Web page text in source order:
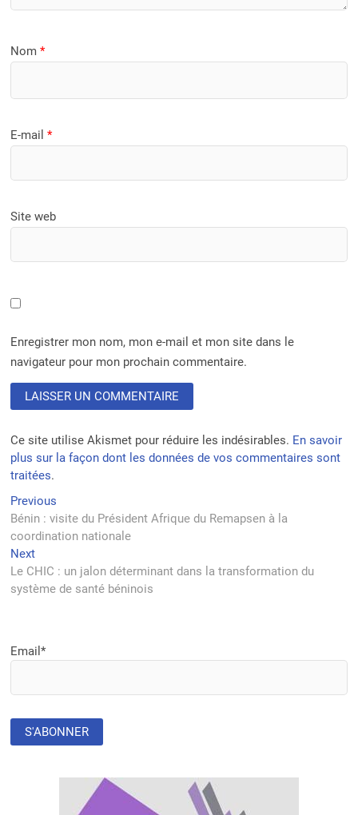
Nom*
E-mail*
Site web
Enregistrer mon nom, mon e-mail et mon site dans le
navigateur pour mon prochain commentaire.
Ce site utilise Akismet pour réduire les indésirables. En savoir
plus sur la façon dont les données de vos commentaires sont
traitées.
Navigation
de
l’article
Previous
post:
Bénin : visite du Président Afrique du Remapsen à la
coordination nationale
NextNext
post:
Le CHIC : un jalon déterminant dans la transformation du
système de santé béninois
Email*